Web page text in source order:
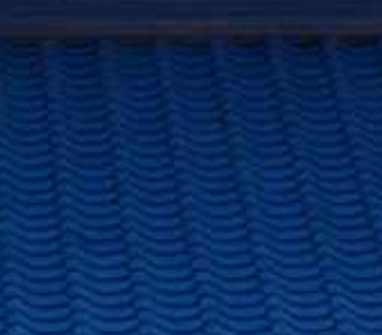
Contact
お問合せ・ご予約